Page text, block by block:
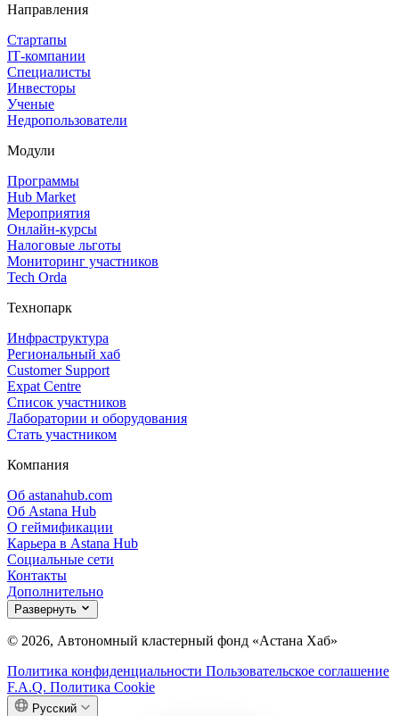
Направления
Стартапы
IT‑компании
Специалисты
Инвесторы
Ученые
Недропользователи
Модули
Программы
Hub Market
Мероприятия
Онлайн‑курсы
Налоговые льготы
Мониторинг участников
Tech Orda
Технопарк
Инфраструктура
Региональный хаб
Customer Support
Expat Centre
Список участников
Лаборатории и оборудования
Стать участником
Компания
Об astanahub.com
Об Astana Hub
О геймификации
Карьера в Astana Hub
Социальные сети
Контакты
Дополнительно
Развернуть
© 2026, Автономный кластерный фонд «Астана Хаб»
Политика конфиденциальности Пользовательское соглашение
F.A.Q. Политика Cookie
Русский